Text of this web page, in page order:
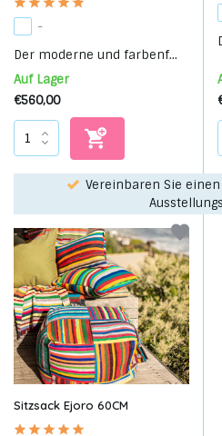
-
Der moderne und farbenf...
Auf Lager
€560,00
Wählen Sie Ihren
Sitzsack Ejoro 60CM